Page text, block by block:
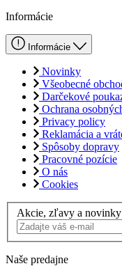
Informácie
Informácie
Novinky
Všeobecné
Darčekové
Ochrana
Privacy policy
Reklamácia a
Spôsoby dopravy
Pracovné pozície
O nás
Cookies
Akcie, zľavy a novinky
Naše predajne